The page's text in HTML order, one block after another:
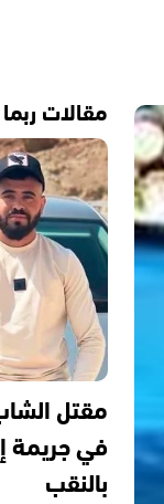
مقالات
مقتل
في جريمة
بالنقب